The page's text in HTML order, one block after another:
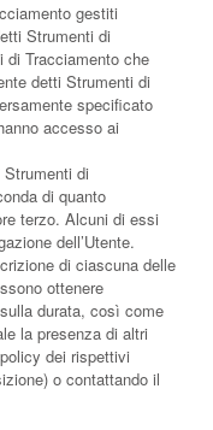
gestiti
Strumenti di
di Tracciamento che
detti Strumenti di
specificato
accesso ai
di
di quanto
terzo. Alcuni di essi
dell’Utente.
di ciascuna delle
ottenere
durata, così come
la presenza di altri
dei rispettivi
o contattando il